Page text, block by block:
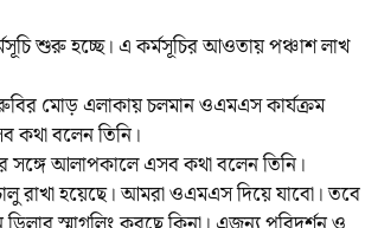
শুরু হচ্ছে। এ কর্মসূচির আওতায় পঞ্চাশ লাখ
মোড় এলাকায় চলমান ওএমএস কার্যক্রম
কথা বলেন তিনি।
সঙ্গে আলাপকালে এসব কথা বলেন তিনি।
রাখা হয়েছে। আমরা ওএমএস দিয়ে যাবো। তবে